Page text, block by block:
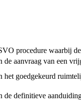
procedure waarbij
de aanvraag van een
het goedgekeurd
de definitieve